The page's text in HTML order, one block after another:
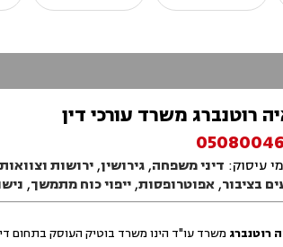
רוטנברג משרד עורכי דין
עיסוק: דיני משפחה,גירושין,ירושות וצוואות
בציבור,אפוטרופסות,ייפוי כוח מתמשך,
רוטנברג משרד עו"ד הינו משרד בוטיק העוסק בתחום